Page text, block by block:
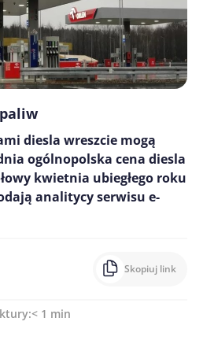
diesla wreszcie mogą
ogólnopolska cena diesla
kwietnia ubiegłego roku
analitycy serwisu e-
Skopiuj link
< 1 min